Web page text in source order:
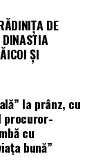
DE
DINASTIA
ȘI
la prânz, cu
procuror-
cu
bună”